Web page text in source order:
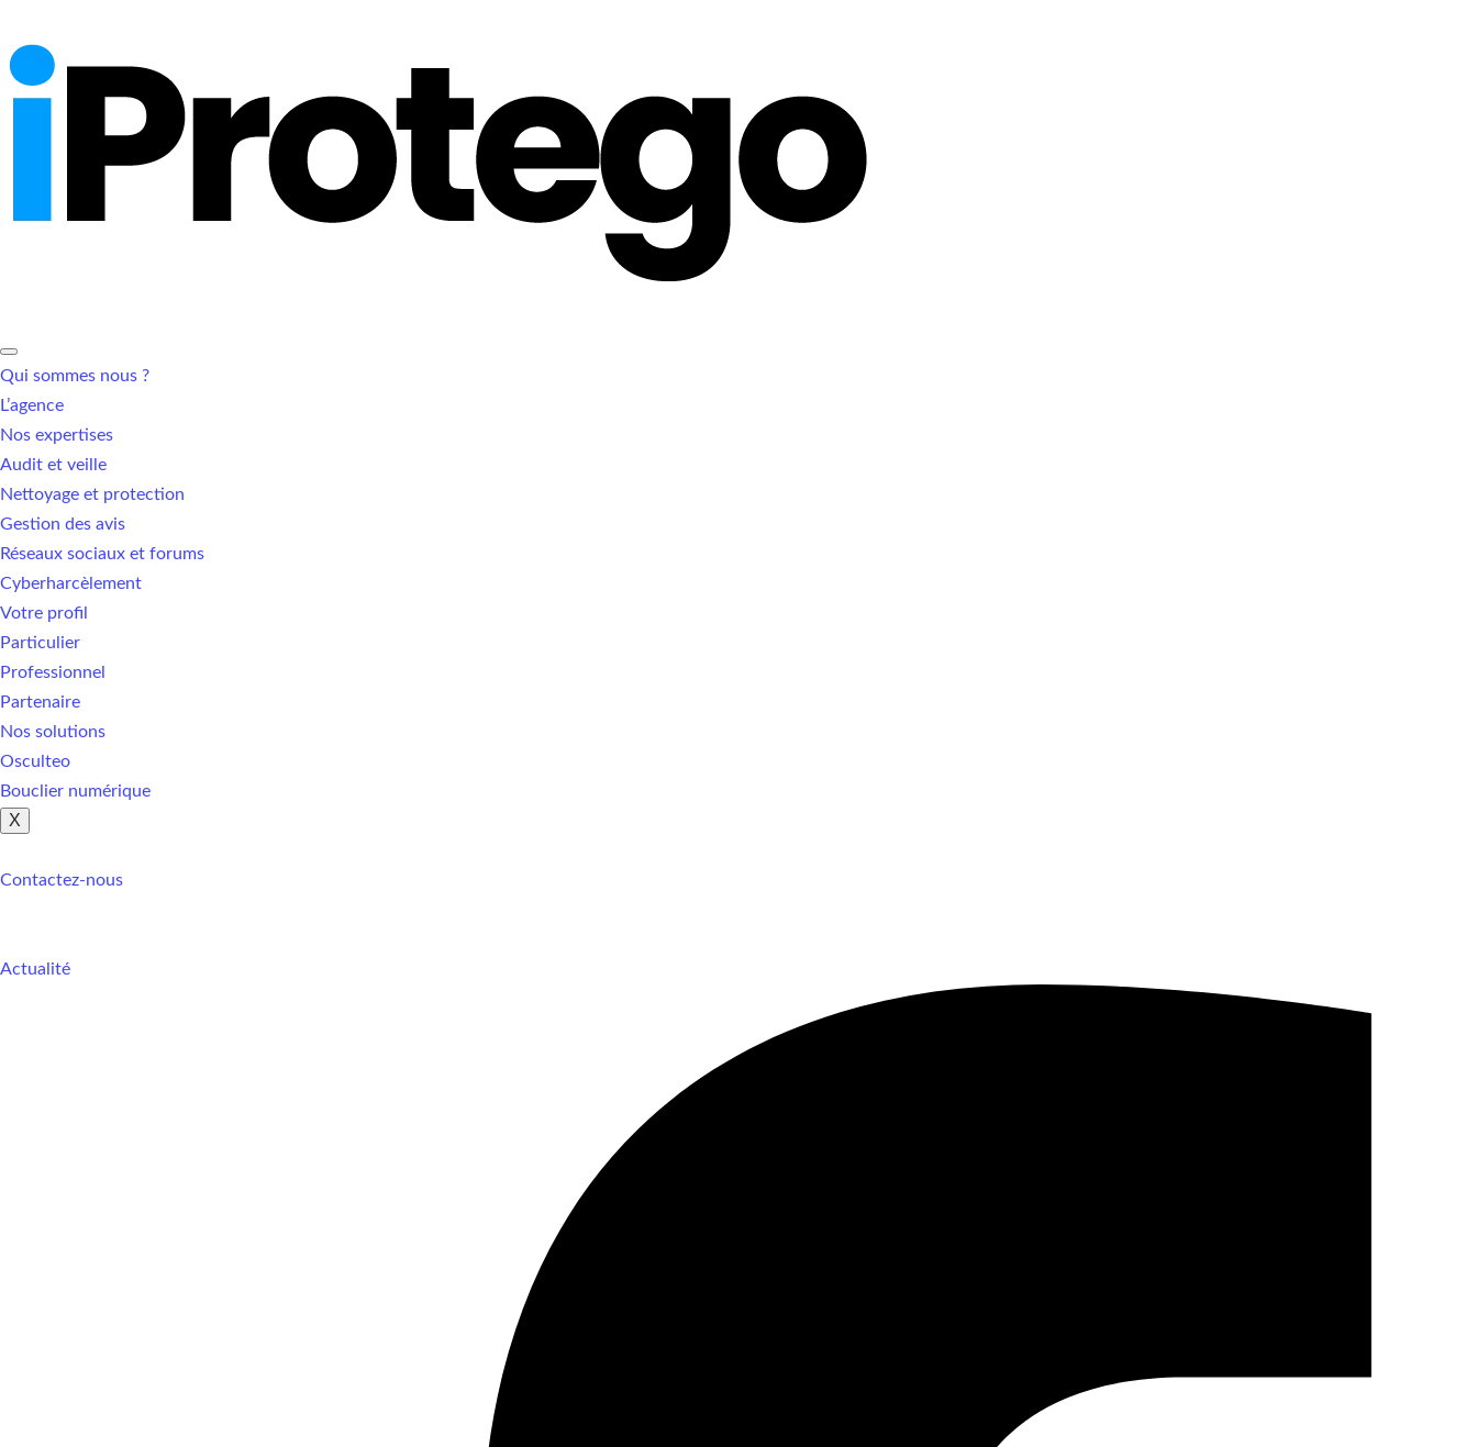
Qui sommes nous ?
L’agence
Nos expertises
Audit et veille
Nettoyage et protection
Gestion des avis
Réseaux sociaux et forums
Cyberharcèlement
Votre profil
Particulier
Professionnel
Partenaire
Nos solutions
Osculteo
Bouclier numérique
X
Contactez-nous
Actualité